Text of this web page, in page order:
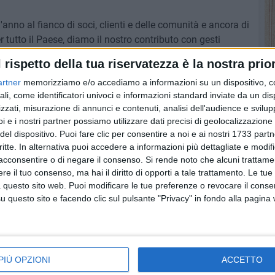
rispetto della tua riservatezza è la nostra
memorizziamo e/o accediamo a informazioni su un dispositivo,
come identificatori univoci e informazioni standard inviate da un
misurazione di annunci e contenuti, analisi dell'audience e
e i nostri partner possiamo utilizzare dati precisi di
dispositivo. Puoi fare clic per consentire a noi e ai nostri 1733
In alternativa puoi accedere a informazioni più dettagliate e
o di negare il consenso. Si rende noto che alcuni
il tuo consenso, ma hai il diritto di opporti a tale trattamento. Le
sito web. Puoi modificare le tue preferenze o revocare il
questo sito e facendo clic sul pulsante "Privacy" in fondo alla pagina
OPZIONI ACCETTO
al fianco di soci, clienti e delle comunità e ancora di
tutto il Paese, diamo il nostro contributo con gesti
rete con i Comuni e il mondo delle associazioni,
per attivare le organizzazioni di volontariato che
e possono fare la spesa per i cittadini più deboli
3.0, contando sulla collaborazione della Cooperativa
gratuità della consegna e sostenere l'attività dei
costo per i richiedenti.Si rivela prezioso il contributo
rete di solidarietà in questo momento di emergenza.
all.coop/consegnaspesasono consultabili le aree di
dei negozi Coop aderenti, oltre alle associazioni
e a cui si potrà segnalare la necessità di usufruire del
della comunità: "Vicini, distanti, insieme"